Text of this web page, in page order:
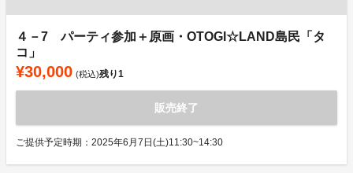
４－7 パーティ参加＋原画・OTOGI☆LAND島民「タ
コ」
¥30,000 (税込)残り1
販売終了
ご提供予定時期：2025年6月7日(土)11:30~14:30